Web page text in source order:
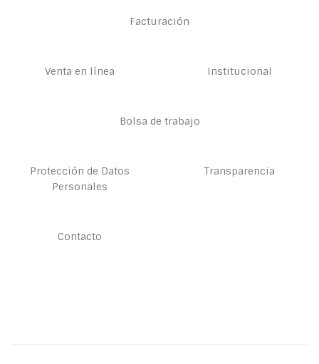
Facturación
Venta en línea Institucional
Bolsa de trabajo
Protección de Datos
Personales
Transparencia
Contacto